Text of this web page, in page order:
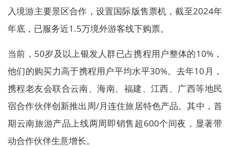
入境游主要景区合作，设置国际版售票机，截至2024年
年底，已服务近1.5万境外游客线下购票。
当前，50岁及以上银发人群已占携程用户整体的10%，
他们的购买力高于携程用户平均水平30%。去年10月，
携程老友会联合云南、海南、福建、江西、广西等地民
宿合作伙伴创新推出周/月连住旅居特色产品。其中，首
期云南旅游产品上线两周即销售超600个间夜，显著带
动合作伙伴生意增长。